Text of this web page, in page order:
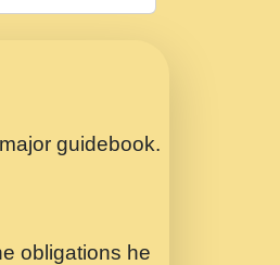
guidebook.
obligations he